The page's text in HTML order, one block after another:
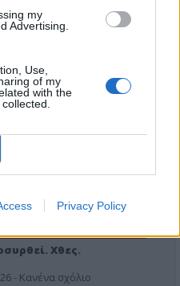
my
Advertising.
Use,
of my
with the
Privacy Policy
εκεί Παππάς, που είναι
και οι Κιλκισιώτες
Χατζηδάκη: Στηρίξτε
- Κανένα σχόλιο
Χθες.
- Κανένα σχόλιο